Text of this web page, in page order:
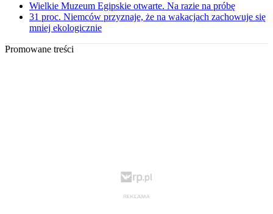
Wielkie Muzeum Egipskie otwarte. Na razie na próbę
31 proc. Niemców przyznaje, że na wakacjach zachowuje się
mniej ekologicznie
Promowane treści